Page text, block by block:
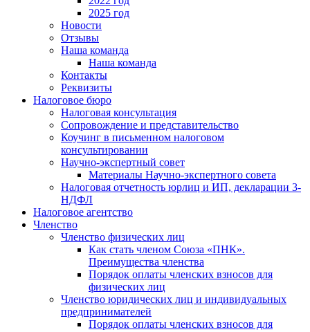
2025 год
Новости
Отзывы
Наша команда
Наша команда
Контакты
Реквизиты
Налоговое бюро
Налоговая консультация
Cопровождение и представительство
Коучинг в письменном налоговом
консультировании
Научно-экспертный совет
Материалы Научно-экспертного совета
Налоговая отчетность юрлиц и ИП, декларации 3-
НДФЛ
Налоговое агентство
Членство
Членство физических лиц
Как стать членом Союза «ПНК».
Преимущества членства
Порядок оплаты членских взносов для
физических лиц
Членство юридических лиц и индивидуальных
предпринимателей
Порядок оплаты членских взносов для